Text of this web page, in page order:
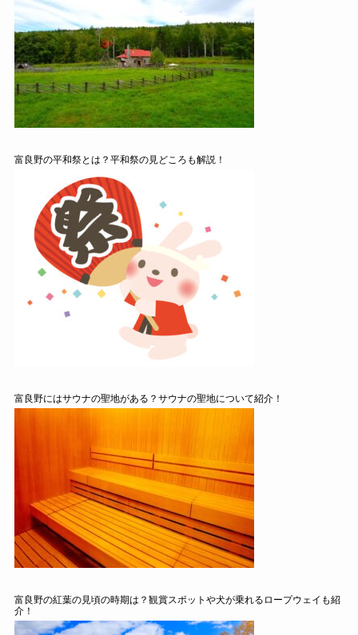
富良野の平和祭とは？平和祭の見どころも解説！
富良野にはサウナの聖地がある？サウナの聖地について紹介！
富良野の紅葉の見頃の時期は？観賞スポットや犬が乗れるロープウェイも紹
介！